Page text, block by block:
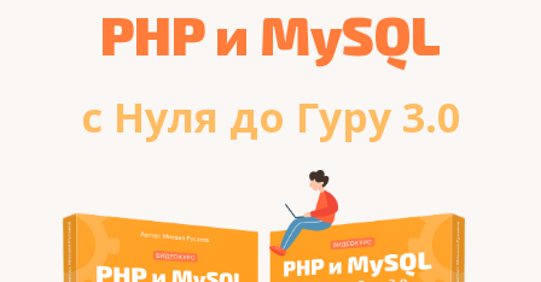
PHP и MySQL
с Нуля до Гуру 3.0